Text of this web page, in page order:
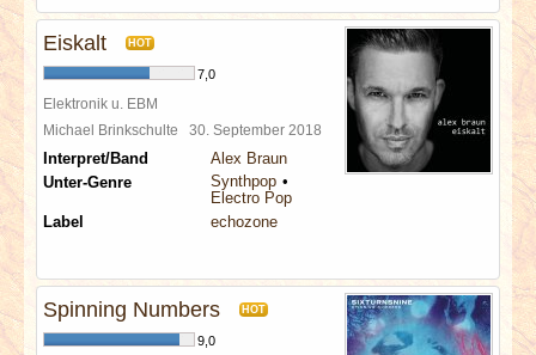
Eiskalt HOT
7,0
Elektronik u. EBM
Michael Brinkschulte 30. September 2018
Interpret/Band
Alex Braun
Unter-Genre
Synthpop
Electro Pop
Label
echozone
Spinning Numbers HOT
9,0